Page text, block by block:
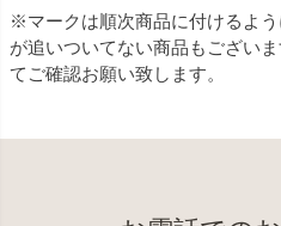
※マークは順次商品に付けるよ
が追いついてない商品もござい
てご確認お願い致します。